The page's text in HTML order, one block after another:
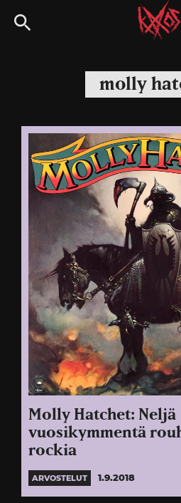
Siirry
suoraan
molly
Molly Hatchet: Neljä
vuosikymmentä
rockia
ARVOSTELUT 1.9.2018